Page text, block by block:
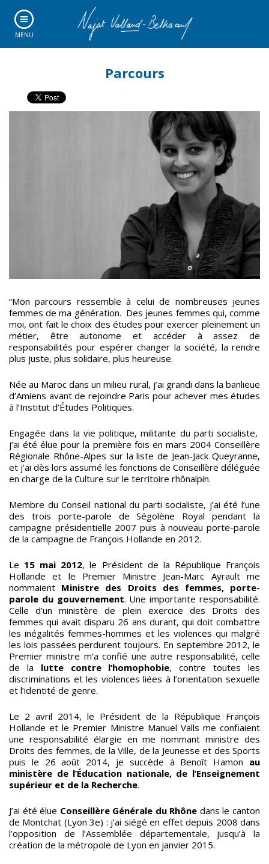
MENU
Parcours
“Mon parcours ressemble à celui de nombreuses jeunes
femmes de ma génération. Des jeunes femmes qui, comme
moi, ont fait le choix des études pour exercer pleinement un
métier, être autonome et accéder à assez de
responsabilités pour espérer changer la société, la rendre
plus juste, plus solidaire, plus heureuse.
Née au Maroc dans un milieu rural, j’ai grandi dans la banlieue
d’Amiens avant de rejoindre Paris pour achever mes études
à l’Institut d’Études Politiques.
Engagée dans la vie politique, militante du parti socialiste,
j’ai été élue pour la première fois en mars 2004 Conseillère
Régionale Rhône-Alpes sur la liste de Jean-Jack Queyranne,
et j’ai dès lors assumé les fonctions de Conseillère déléguée
en charge de la Culture sur le territoire rhônalpin.
Membre du Conseil national du parti socialiste, j’ai été l’une
des trois porte-parole de Ségolène Royal pendant la
campagne présidentielle 2007 puis à nouveau porte-parole
de la campagne de François Hollande en 2012.
Le 15 mai 2012, le Président de la République François
Hollande et le Premier Ministre Jean-Marc Ayrault me
nommaient Ministre des Droits des femmes, porte-
parole du gouvernement. Une importante responsabilité.
Celle d’un ministère de plein exercice des Droits des
femmes qui avait disparu 26 ans durant, qui doit combattre
les inégalités femmes-hommes et les violences qui malgré
les lois passées perdurent toujours. En septembre 2012, le
Premier ministre m’a confié une autre responsabilité, celle
de la lutte contre l’homophobie, contre toutes les
discriminations et les violences liées à l’orientation sexuelle
et l’identité de genre.
Le 2 avril 2014, le Président de la République François
Hollande et le Premier Ministre Manuel Valls me confiaient
une responsabilité élargie en me nommant ministre des
Droits des femmes, de la Ville, de la Jeunesse et des Sports
puis le 26 août 2014, je succède à Benoît Hamon au
ministère de l’Éducation nationale, de l’Enseignement
supérieur et de la Recherche.
J’ai été élue Conseillère Générale du Rhône dans le canton
de Montchat (Lyon 3e) : j’ai siégé en effet depuis 2008 dans
l’opposition de l’Assemblée départementale, jusqu’à la
création de la métropole de Lyon en janvier 2015.